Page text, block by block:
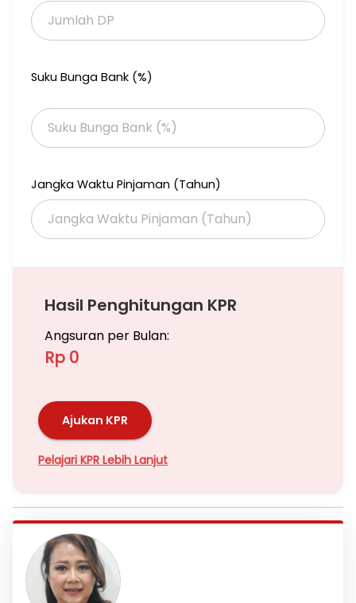
Suku Bunga Bank (%)
Jangka Waktu Pinjaman (Tahun)
Hasil Penghitungan KPR
Angsuran per Bulan:
Rp 0
Ajukan KPR
Pelajari KPR Lebih Lanjut